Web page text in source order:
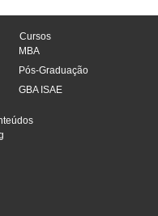
Cursos
MBA
Pós-Graduação
GBA ISAE